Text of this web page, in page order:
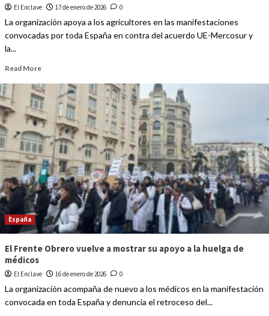
El Enclave 17 de enero de 2026 0
La organización apoya a los agricultores en las manifestaciones
convocadas por toda España en contra del acuerdo UE-Mercosur y
la...
Read More
España
El Frente Obrero vuelve a mostrar su apoyo a la huelga de
médicos
El Enclave 16 de enero de 2026 0
La organización acompaña de nuevo a los médicos en la manifestación
convocada en toda España y denuncia el retroceso del...